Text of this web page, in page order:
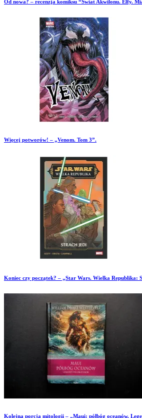
Od nowa? – recenzja komiksu “Świat Akwilonu. Elfy.
Więcej potworów! – „Venom. Tom 3”.
Koniec czy początek? – „Star Wars. Wielka Republika:
Kolejna porcja mitologii – „Maui: półbóg oceanów.